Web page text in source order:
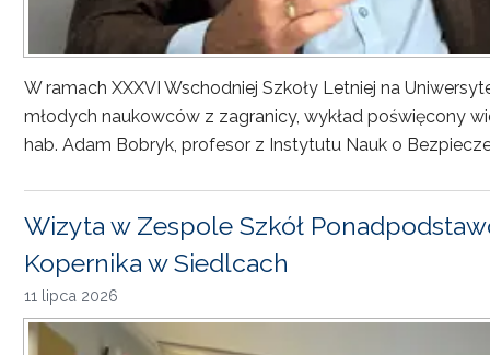
W ramach XXXVI Wschodniej Szkoły Letniej na
młodych naukowców z zagranicy, wykład poświęcony
hab. Adam Bobryk, profesor z Instytutu Nauk o
Wizyta w Zespole Szkół
Kopernika w Siedlcach
11 lipca 2026